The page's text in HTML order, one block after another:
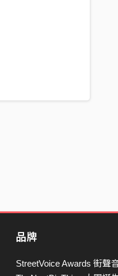
品牌
StreetVoice Awards 街聲